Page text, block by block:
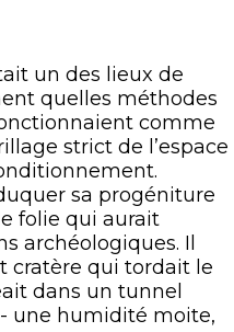
un des lieux de
quelles méthodes
comme
strict de l’espace
sa progéniture
folie qui aurait
archéologiques. Il
cratère qui tordait le
dans un tunnel
une humidité moite,